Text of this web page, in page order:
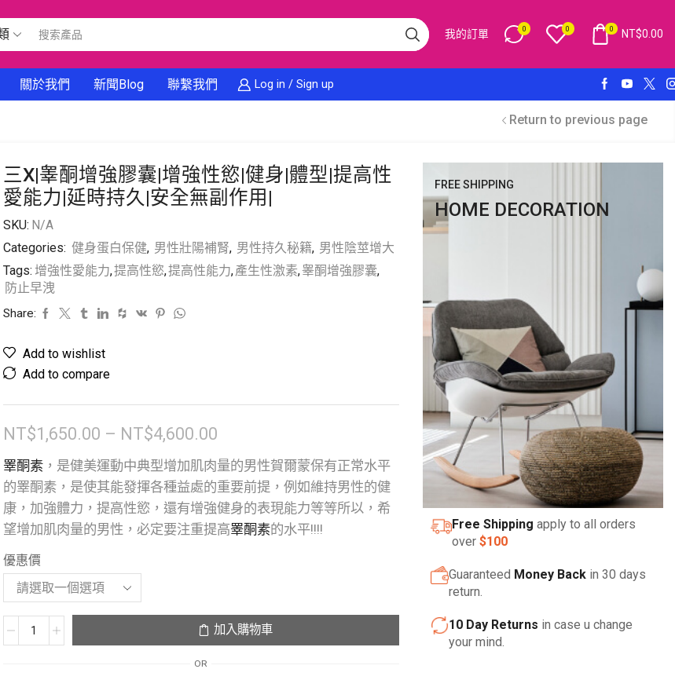
我的訂單 0 0 0 NT$0.00
關於我們 新聞Blog 聯繫我們 Log in / Sign up
Return to previous page
三X|睾酮增強膠囊|增強性慾|健身|體型|提高性
愛能力|延時持久|安全無副作用|
SKU: N/A
Categories: 健身蛋白保健, 男性壯陽補腎, 男性持久秘籍, 男性陰莖增大
Tags: 增強性愛能力,提高性慾,提高性能力,產生性激素,睾酮增強膠囊,
防止早洩
Share:
Add to wishlist
Add to compare
NT$1,650.00 – NT$4,600.00
睪酮素，是健美運動中典型增加肌肉量的男性賀爾蒙保有正常水平
的睪酮素，是使其能發揮各種益處的重要前提，例如維持男性的健
康，加強體力，提高性慾，還有增強健身的表現能力等等所以，希
望增加肌肉量的男性，必定要注重提高睪酮素的水平!!!!
優惠價
加入購物車
OR
FREE SHIPPING
HOME DECORATION
Free Shipping apply to all orders
over$100
Guaranteed Money Backin 30 days
return.
10 Day Returns in case u change
your mind.